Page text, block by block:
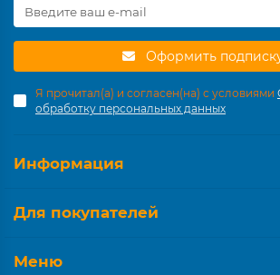
Оформить
Я прочитал(а) и согласен(на) с условиями
обработку персональных данных
Информация
Для покупателей
Меню